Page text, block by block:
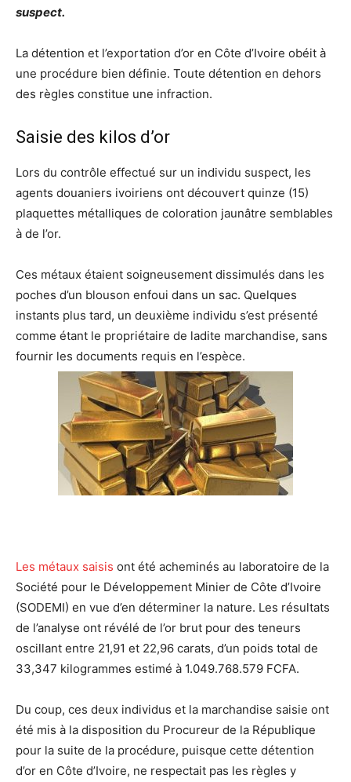
suspect.
La détention et l’exportation d’or en Côte d’Ivoire obéit à
une procédure bien définie. Toute détention en dehors
des règles constitue une infraction.
Saisie des kilos d’or
Lors du contrôle effectué sur un individu suspect, les
agents douaniers ivoiriens ont découvert quinze (15)
plaquettes métalliques de coloration jaunâtre semblables
à de l’or.
Ces métaux étaient soigneusement dissimulés dans les
poches d’un blouson enfoui dans un sac. Quelques
instants plus tard, un deuxième individu s’est présenté
comme étant le propriétaire de ladite marchandise, sans
fournir les documents requis en l’espèce.
Les métaux saisis ont été acheminés au laboratoire de la
Société pour le Développement Minier de Côte d’Ivoire
(SODEMI) en vue d’en déterminer la nature. Les résultats
de l’analyse ont révélé de l’or brut pour des teneurs
oscillant entre 21,91 et 22,96 carats, d’un poids total de
33,347 kilogrammes estimé à 1.049.768.579 FCFA.
Du coup, ces deux individus et la marchandise saisie ont
été mis à la disposition du Procureur de la République
pour la suite de la procédure, puisque cette détention
d’or en Côte d’Ivoire, ne respectait pas les règles y